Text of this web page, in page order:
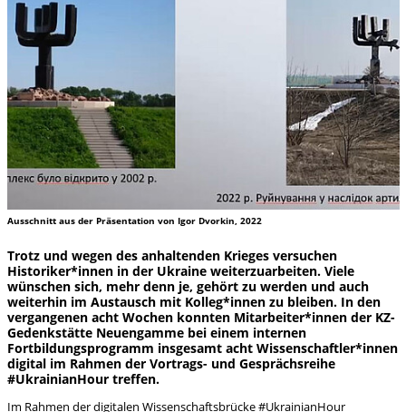
Ausschnitt aus der Präsentation von Igor Dvorkin, 2022
Trotz und wegen des anhaltenden Krieges versuchen
Historiker*innen in der Ukraine weiterzuarbeiten. Viele
wünschen sich, mehr denn je, gehört zu werden und auch
weiterhin im Austausch mit Kolleg*innen zu bleiben. In den
vergangenen acht Wochen konnten Mitarbeiter*innen der KZ-
Gedenkstätte Neuengamme bei einem internen
Fortbildungsprogramm insgesamt acht Wissenschaftler*innen
digital im Rahmen der Vortrags- und Gesprächsreihe
#UkrainianHour treffen.
Im Rahmen der digitalen Wissenschaftsbrücke #UkrainianHour